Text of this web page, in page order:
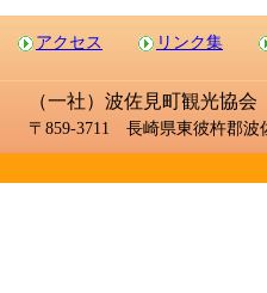
アクセス リンク集
（一社）波佐見町観光協会
〒859-3711 長崎県東彼杵郡波